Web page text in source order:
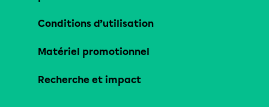
Conditions d’utilisation
Matériel promotionnel
Recherche et impact